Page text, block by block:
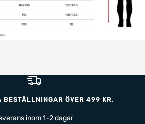
BESTÄLLNINGAR ÖVER 499 KR.
inom 1–2 dagar